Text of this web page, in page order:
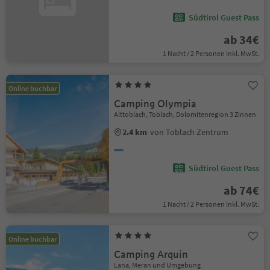
Südtirol Guest Pass
ab 34€
1 Nacht / 2 Personen Inkl. MwSt.
Online buchbar
Camping Olympia
Alttoblach, Toblach, Dolomitenregion 3 Zinnen
2.4 km von Toblach Zentrum
Südtirol Guest Pass
ab 74€
1 Nacht / 2 Personen Inkl. MwSt.
Online buchbar
Camping Arquin
Lana, Meran und Umgebung